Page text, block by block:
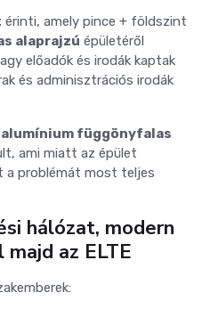
érinti, amely pince + földszint
alaprajzú épületéről
előadók és irodák kaptak
és adminisztrációs irodák
függönyfalas
ami miatt az épület
a problémát most teljes
hálózat, modern
az ELTE